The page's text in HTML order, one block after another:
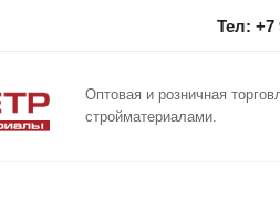
Тел: +7
Оптовая и розничная
стройматериалами.